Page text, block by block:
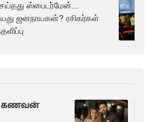
ஸ்பைடர்மேன்...
ஜனநாயகன்? ரசிகர்கள்